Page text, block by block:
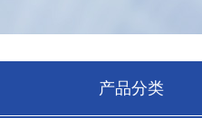
产品分类